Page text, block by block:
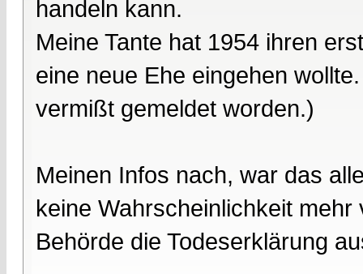
handeln kann.
Meine Tante hat 1954 ihren
eine neue Ehe eingehen
vermißt gemeldet worden.)
Meinen Infos nach, war das
keine Wahrscheinlichkeit
Behörde die Todeserklärung